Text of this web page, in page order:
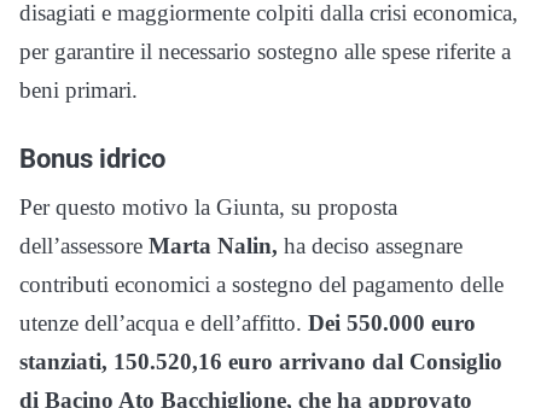
disagiati e maggiormente colpiti dalla crisi economica,
per garantire il necessario sostegno alle spese riferite a
beni primari.
Bonus idrico
Per questo motivo la Giunta, su proposta
dell’assessore Marta Nalin, ha deciso assegnare
contributi economici a sostegno del pagamento delle
utenze dell’acqua e dell’affitto. Dei 550.000 euro
stanziati, 150.520,16 euro arrivano dal Consiglio
di Bacino Ato Bacchiglione, che ha approvato